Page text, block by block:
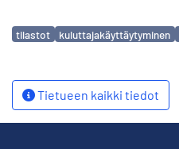
Avainsanat
tilastot kuluttajakäyttäytyminen
Tietueen kaikki tiedot